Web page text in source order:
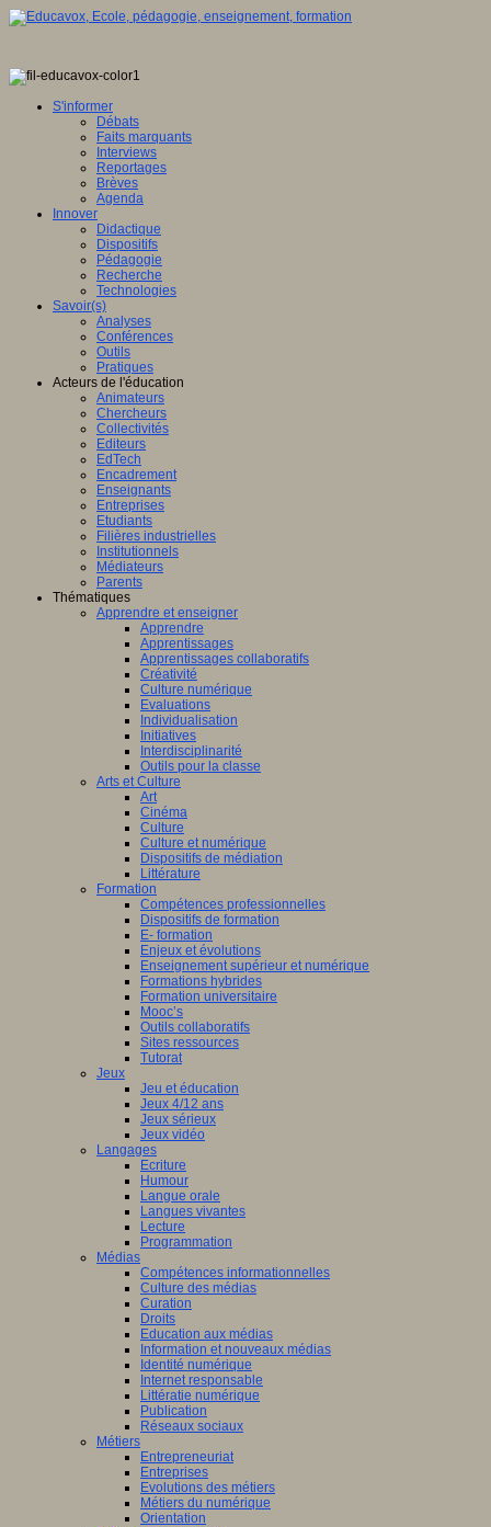
S'informer
Débats
Faits marquants
Interviews
Reportages
Brèves
Agenda
Innover
Didactique
Dispositifs
Pédagogie
Recherche
Technologies
Savoir(s)
Analyses
Conférences
Outils
Pratiques
Acteurs de l'éducation
Animateurs
Chercheurs
Collectivités
Editeurs
EdTech
Encadrement
Enseignants
Entreprises
Etudiants
Filières industrielles
Institutionnels
Médiateurs
Parents
Thématiques
Apprendre et enseigner
Apprendre
Apprentissages
Apprentissages collaboratifs
Créativité
Culture numérique
Evaluations
Individualisation
Initiatives
Interdisciplinarité
Outils pour la classe
Arts et Culture
Art
Cinéma
Culture
Culture et numérique
Dispositifs de médiation
Littérature
Formation
Compétences professionnelles
Dispositifs de formation
E- formation
Enjeux et évolutions
Enseignement supérieur et numérique
Formations hybrides
Formation universitaire
Mooc’s
Outils collaboratifs
Sites ressources
Tutorat
Jeux
Jeu et éducation
Jeux 4/12 ans
Jeux sérieux
Jeux vidéo
Langages
Ecriture
Humour
Langue orale
Langues vivantes
Lecture
Programmation
Médias
Compétences informationnelles
Culture des médias
Curation
Droits
Education aux médias
Information et nouveaux médias
Identité numérique
Internet responsable
Littératie numérique
Publication
Réseaux sociaux
Métiers
Entrepreneuriat
Entreprises
Evolutions des métiers
Métiers du numérique
Orientation